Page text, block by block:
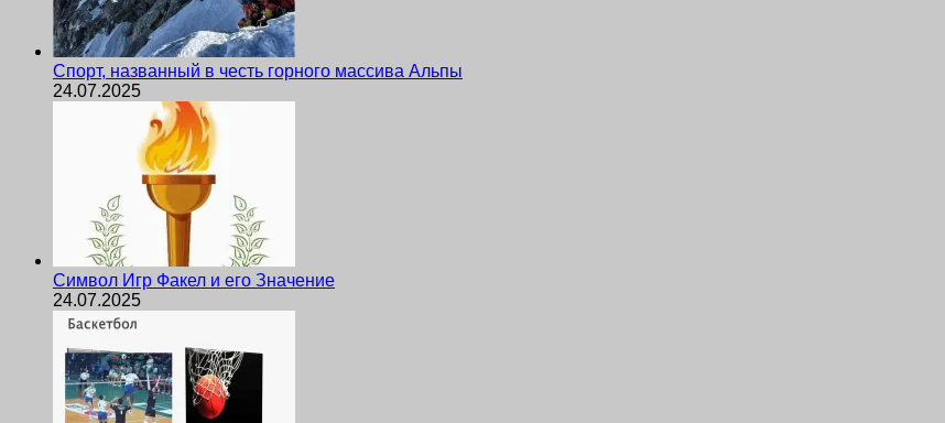
Спорт, названный в честь горного массива Альпы
24.07.2025
Символ Игр Факел и его Значение
24.07.2025